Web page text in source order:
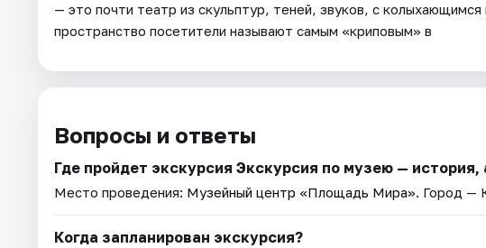
— это почти театр из скульптур, теней, звуков, с
пространство посетители называют самым «криповым» в
Вопросы и ответы
Где пройдет экскурсия Экскурсия по музею —
Место проведения: Музейный центр «Площадь Мира». Город —
Когда запланирован экскурсия?